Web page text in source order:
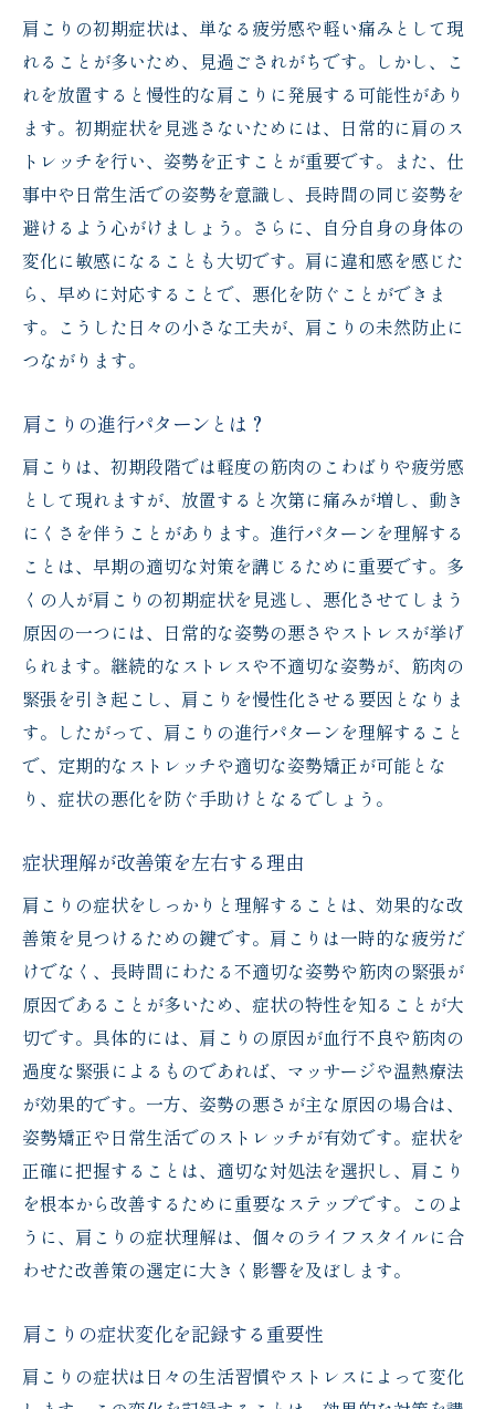
肩こりの改善に役立つ具体的な生活習慣の見直
し
日常に取り入れたい簡単なストレッチ
正しいデスクワーク姿勢のポイント
適度な休憩が肩こりを防ぐ理由
肩こり解消に効果的な趣味・活動
睡眠環境の整え方と肩こりの関係
日常的なリラクゼーション法のおすすめ
肩こりの症状変化に応じた効果的な対策法
慢性化した肩こりに対するアプローチ
専門マッサージとその選び方
症状別ストレッチとエクササイズ
セルフマッサージで肩こりを和らげる
肩こり対策に役立つツールの紹介
肩こりの改善には正しい姿勢とストレッチが鍵
肩こり防止のための姿勢チェック法
効果的なストレッチルーチンの組み立て方
姿勢改善が肩こりを軽減する理由
肩こり解消に役立つヨガポーズ
オフィスでできる簡単姿勢改善法
肩こりに関するよくある質問に専門家が回答
肩こりと慢性的な痛みの違いは？
肩こりが重症化するリスクは？
肩こりと首の痛みの関係について
肩こりに効果的な市販薬の選び方
専門家が推奨する肩こり対策とは
肩こりに関する最新研究結果
肩こりの根本解決に向けた健康的な肩を取り戻
すステップ
継続的な改善をサポートするプラン
肩こりに対する長期的な予防策
健康的な生活習慣が肩こりを防ぐ理由
専門家のサポートを活用する方法
肩こりから解放されるための日々の実践
肩こりの初期症状は、単なる疲労感や軽い痛みとして現
れることが多いため、見過ごされがちです。しかし、こ
れを放置すると慢性的な肩こりに発展する可能性があり
ます。初期症状を見逃さないためには、日常的に肩のス
トレッチを行い、姿勢を正すことが重要です。また、仕
事中や日常生活での姿勢を意識し、長時間の同じ姿勢を
避けるよう心がけましょう。さらに、自分自身の身体の
変化に敏感になることも大切です。肩に違和感を感じた
ら、早めに対応することで、悪化を防ぐことができま
す。こうした日々の小さな工夫が、肩こりの未然防止に
つながります。
肩こりの進行パターンとは？
肩こりは、初期段階では軽度の筋肉のこわばりや疲労感
として現れますが、放置すると次第に痛みが増し、動き
にくさを伴うことがあります。進行パターンを理解する
ことは、早期の適切な対策を講じるために重要です。多
くの人が肩こりの初期症状を見逃し、悪化させてしまう
原因の一つには、日常的な姿勢の悪さやストレスが挙げ
られます。継続的なストレスや不適切な姿勢が、筋肉の
緊張を引き起こし、肩こりを慢性化させる要因となりま
す。したがって、肩こりの進行パターンを理解すること
で、定期的なストレッチや適切な姿勢矯正が可能とな
り、症状の悪化を防ぐ手助けとなるでしょう。
症状理解が改善策を左右する理由
肩こりの症状をしっかりと理解することは、効果的な改
善策を見つけるための鍵です。肩こりは一時的な疲労だ
けでなく、長時間にわたる不適切な姿勢や筋肉の緊張が
原因であることが多いため、症状の特性を知ることが大
切です。具体的には、肩こりの原因が血行不良や筋肉の
過度な緊張によるものであれば、マッサージや温熱療法
が効果的です。一方、姿勢の悪さが主な原因の場合は、
姿勢矯正や日常生活でのストレッチが有効です。症状を
正確に把握することは、適切な対処法を選択し、肩こり
を根本から改善するために重要なステップです。このよ
うに、肩こりの症状理解は、個々のライフスタイルに合
わせた改善策の選定に大きく影響を及ぼします。
肩こりの症状変化を記録する重要性
肩こりの症状は日々の生活習慣やストレスによって変化